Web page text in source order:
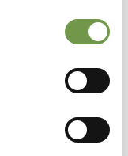
Υπήρξε
απορίες
πωλήσεων μέσω
και